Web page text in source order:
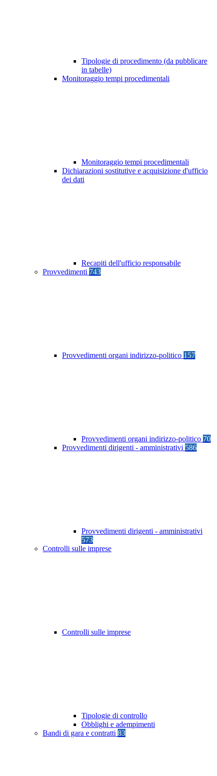
Tipologie di procedimento (da pubblicare
in tabelle)
Monitoraggio tempi procedimentali
Monitoraggio tempi procedimentali
Dichiarazioni sostitutive e acquisizione d'ufficio
dei dati
Recapiti dell'ufficio responsabile
Provvedimenti 743
Provvedimenti organi indirizzo-politico 157
Provvedimenti organi indirizzo-politico 70
Provvedimenti dirigenti - amministrativi 586
Provvedimenti dirigenti - amministrativi
573
Controlli sulle imprese
Controlli sulle imprese
Tipologie di controllo
Obblighi e adempimenti
Bandi di gara e contratti 83